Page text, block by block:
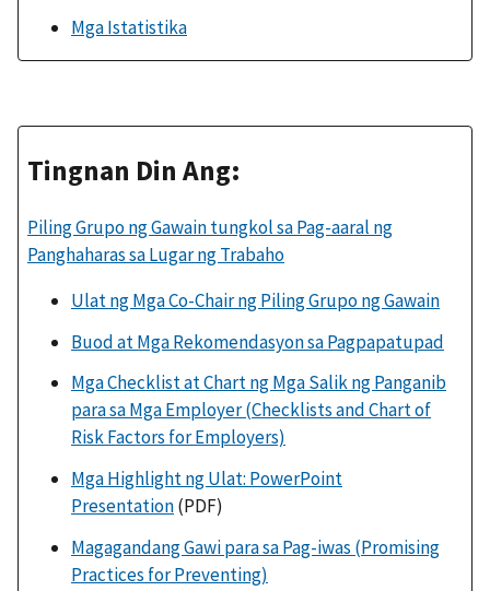
Mga Istatistika
Tingnan Din Ang:
Piling Grupo ng Gawain tungkol sa Pag-aaral ng
Panghaharas sa Lugar ng Trabaho
Ulat ng Mga Co-Chair ng Piling Grupo ng Gawain
Buod at Mga Rekomendasyon sa Pagpapatupad
Mga Checklist at Chart ng Mga Salik ng Panganib
para sa Mga Employer (Checklists and Chart of
Risk Factors for Employers)
Mga Highlight ng Ulat: PowerPoint
Presentation(PDF)
Magagandang Gawi para sa Pag-iwas (Promising
Practices for Preventing)